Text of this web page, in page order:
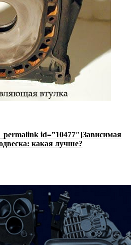
id=”10477″]Зависимая
какая лучше?